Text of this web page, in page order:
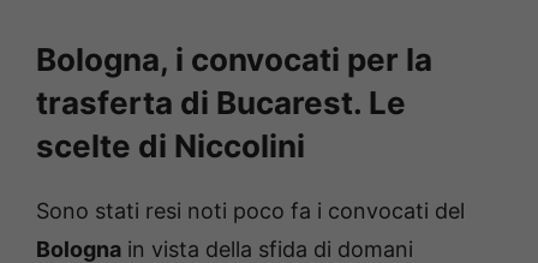
Bologna, i convocati per la
trasferta di Bucarest. Le
scelte di Niccolini
Sono stati resi noti poco fa i convocati del
Bologna in vista della sfida di domani